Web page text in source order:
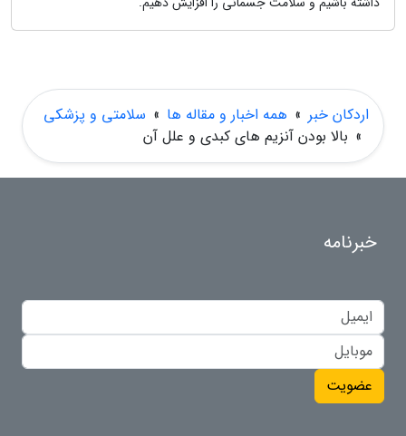
اردکان خبر » همه اخبار و مقاله ها » سلامتی و پزشکی
» بالا بودن آنزیم های کبدی و علل آن
خبرنامه
عضویت